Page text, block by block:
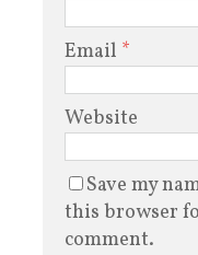
Email *
Website
Save my
this browser
comment.